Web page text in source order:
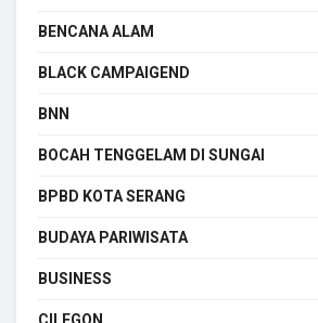
BENCANA ALAM
BLACK CAMPAIGEND
BNN
BOCAH TENGGELAM DI SUNGAI
BPBD KOTA SERANG
BUDAYA PARIWISATA
BUSINESS